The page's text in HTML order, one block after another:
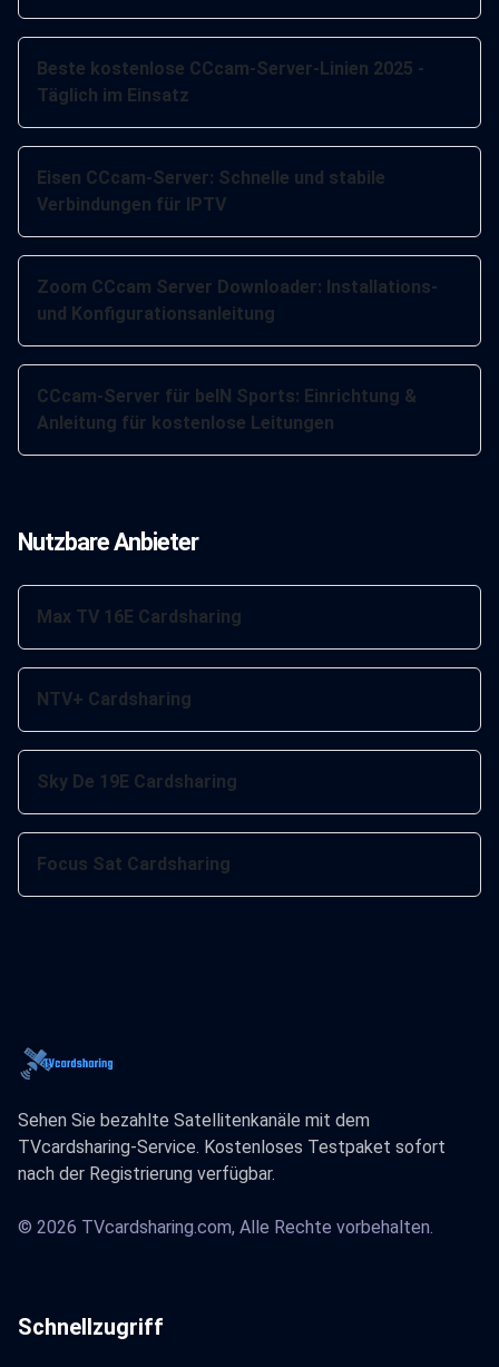
Beste kostenlose CCcam-Server-Linien 2025 -
Täglich im Einsatz
Eisen CCcam-Server: Schnelle und stabile
Verbindungen für IPTV
Zoom CCcam Server Downloader: Installations-
und Konfigurationsanleitung
CCcam-Server für beIN Sports: Einrichtung &
Anleitung für kostenlose Leitungen
Nutzbare Anbieter
Max TV 16E Cardsharing
NTV+ Cardsharing
Sky De 19E Cardsharing
Focus Sat Cardsharing
Sehen Sie bezahlte Satellitenkanäle mit dem
TVcardsharing-Service. Kostenloses Testpaket sofort
nach der Registrierung verfügbar.
© 2026 TVcardsharing.com, Alle Rechte vorbehalten.
Schnellzugriff